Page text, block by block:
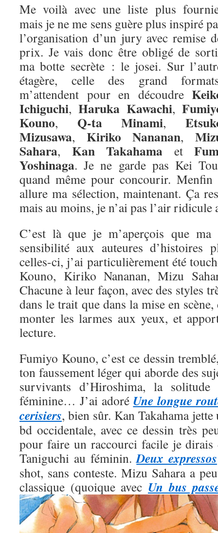
Me voilà avec une liste plus
mais je ne me sens guère plus inspiré
l’organisation d’un jury avec remise
prix. Je vais donc être obligé de
ma botte secrète : le josei. Sur
étagère, celle des grand
m’attendent pour en découdre
Ichiguchi, Haruka Kawachi,
Kouno, Q-ta Minami,
Mizusawa, Kiriko Nananan,
Sahara, Kan Takahama et
Yoshinaga. Je ne garde pas Kei
quand même pour concourir.
allure ma sélection, maintenant. Ça
mais au moins, je n’ai pas l’air ridicule
C’est là que je m’aperçois que
sensibilité aux auteures d’histoires
celles-ci, j’ai particulièrement été
Kouno, Kiriko Nananan, Mizu
Chacune à leur façon, avec des styles
dans le trait que dans la mise en
monter les larmes aux yeux, et
lecture.
Fumiyo Kouno, c’est ce dessin
ton faussement léger qui aborde des
survivants d’Hiroshima, la
féminine… J’ai adoré Une longue
cerisiers, bien sûr. Kan Takahama
bd occidentale, avec ce dessin très
pour faire un raccourci facile je dirais
Taniguchi au féminin.Deux expressos
shot, sans conteste. Mizu Sahara a
classique (quoique avec Un bus